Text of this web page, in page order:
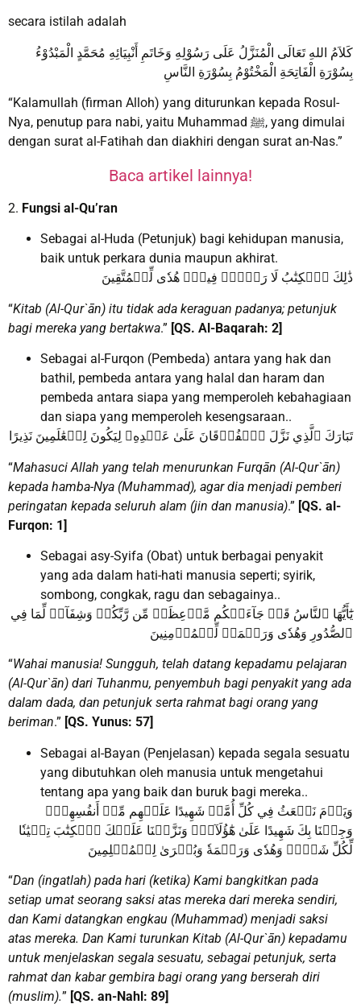
secara istilah adalah
بِسُوْرَةِ الْفَاتِحَةِ الْمَخْتُوْمُ بِسُوْرَةِ النَّاسِ
“Kalamullah (firman Alloh) yang diturunkan kepada Rosul-
Nya, penutup para nabi, yaitu Muhammad ﷺ, yang dimulai
dengan surat al-Fatihah dan diakhiri dengan surat an-Nas.”
Baca artikel lainnya!
2. Fungsi al-Qu’ran
Sebagai al-Huda (Petunjuk) bagi kehidupan manusia,
baik untuk perkara dunia maupun akhirat.
ذَٰلِكَ ٱلۡكِتَٰبُ لَا رَيۡبَۛ فِيهِۛ هُدٗى لِّلۡمُتَّقِينَ
“Kitab (Al-Qur`ān) itu tidak ada keraguan padanya; petunjuk
bagi mereka yang bertakwa.” [QS. Al-Baqarah: 2]
Sebagai al-Furqon (Pembeda) antara yang hak dan
bathil, pembeda antara yang halal dan haram dan
pembeda antara siapa yang memperoleh kebahagiaan
dan siapa yang memperoleh kesengsaraan..
تَبَارَكَ ٱلَّذِي نَزَّلَ ٱلۡفُرۡقَانَ عَلَىٰ عَبۡدِهِۦ لِيَكُونَ لِلۡعَٰلَمِينَ نَذِيرًا
“Mahasuci Allah yang telah menurunkan Furqān (Al-Qur`ān)
kepada hamba-Nya (Muhammad), agar dia menjadi pemberi
peringatan kepada seluruh alam (jin dan manusia).” [QS. al-
Furqon: 1]
Sebagai asy-Syifa (Obat) untuk berbagai penyakit
yang ada dalam hati-hati manusia seperti; syirik,
sombong, congkak, ragu dan sebagainya..
يَٰٓأَيُّهَا ٱلنَّاسُ قَدۡ جَآءَتۡكُم مَّوۡعِظَةٞ مِّن رَّبِّكُمۡ وَشِفَآءٞ لِّمَا فِي
ٱلصُّدُورِ وَهُدٗى وَرَحۡمَةٞ لِّلۡمُؤۡمِنِينَ
“Wahai manusia! Sungguh, telah datang kepadamu pelajaran
(Al-Qur`ān) dari Tuhanmu, penyembuh bagi penyakit yang ada
dalam dada, dan petunjuk serta rahmat bagi orang yang
beriman.” [QS. Yunus: 57]
Sebagai al-Bayan (Penjelasan) kepada segala sesuatu
yang dibutuhkan oleh manusia untuk mengetahui
tentang apa yang baik dan buruk bagi mereka..
وَيَوۡمَ نَبۡعَثُ فِي كُلِّ أُمَّةٖ شَهِيدًا عَلَيۡهِم مِّنۡ أَنفُسِهِمۡۖ
وَجِئۡنَا بِكَ شَهِيدًا عَلَىٰ هَٰٓؤُلَآءِۚ وَنَزَّلۡنَا عَلَيۡكَ ٱلۡكِتَٰبَ تِبۡيَٰنٗا
لِّكُلِّ شَيۡءٖ وَهُدٗى وَرَحۡمَةٗ وَبُشۡرَىٰ لِلۡمُسۡلِمِينَ
“Dan (ingatlah) pada hari (ketika) Kami bangkitkan pada
setiap umat seorang saksi atas mereka dari mereka sendiri,
dan Kami datangkan engkau (Muhammad) menjadi saksi
atas mereka. Dan Kami turunkan Kitab (Al-Qur`ān) kepadamu
untuk menjelaskan segala sesuatu, sebagai petunjuk, serta
rahmat dan kabar gembira bagi orang yang berserah diri
(muslim).” [QS. an-Nahl: 89]